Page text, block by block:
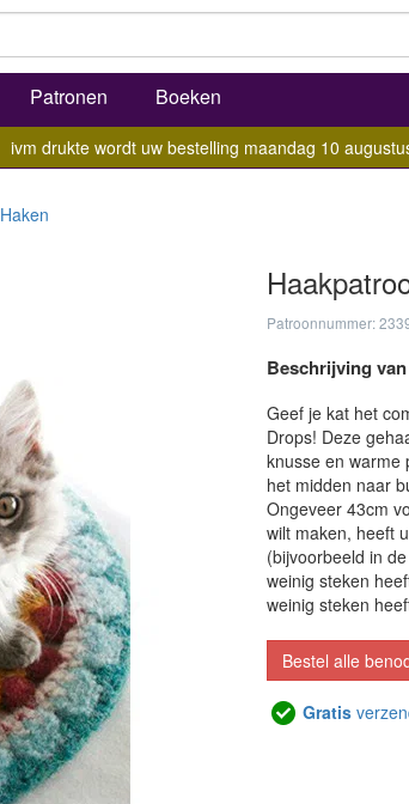
Patronen Boeken
ivm drukte wordt uw bestelling maandag 10
Haken
Patroonnummer:
Beschrijving
Geef je kat het
Drops! Deze
knusse en warme
het midden naar
Ongeveer 43cm
wilt maken, heeft
(bijvoorbeeld in
weinig steken
weinig steken
Bestel alle
Gratis